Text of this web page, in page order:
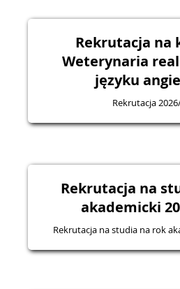
Rekrutacja na
Weterynaria
języku
Rekrutacja
Rekrutacja na
akademicki
Rekrutacja na studia na rok